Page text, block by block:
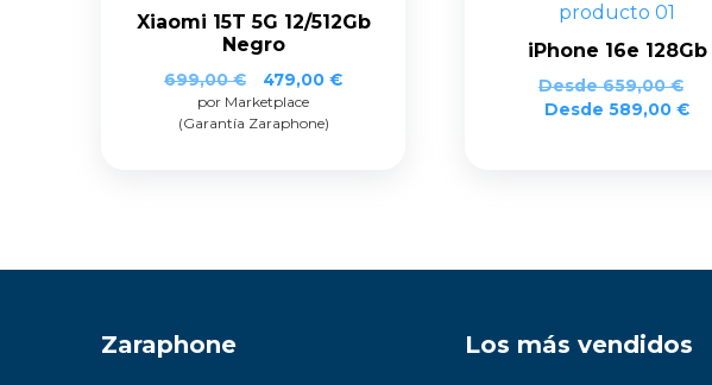
Xiaomi 15T 5G 12/512Gb
Negro
699,00€
El
precio
original
479,00 €El
por Marketplace
(Garantía Zaraphone)
iPhone 16e 128Gb
Desde659,00€
Desde 589,00 €
Zaraphone Los más vendidos